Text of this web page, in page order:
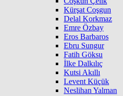
Kürşat Coşgun
Delal Korkmaz
Emre Özbay
Eros Barbaros
Ebru Sungur
Fatih Göksu
İlke Dalkılıç
Kutsi Akıllı
Levent Küçük
Neslihan Yalman